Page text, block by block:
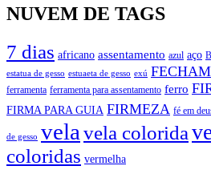
NUVEM DE TAGS
7 dias africano assentamento azul aço
estatua de gesso estuaeta de gesso exú
ferramenta ferramenta para assentamento ferro
FIRMA PARA GUIA FIRMEZA fé em
de gesso vela vela colorida
coloridas vermelha